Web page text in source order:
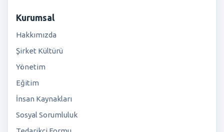
Kurumsal
Hakkımızda
Şirket Kültürü
Yönetim
Eğitim
İnsan Kaynakları
Sosyal Sorumluluk